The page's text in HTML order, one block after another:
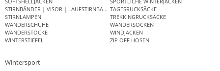
STIRNBÄNDER | VISOR | LAUFSTIRNBANDTAGESRUCKSÄCKE
STIRNLAMPEN
TREKKINGRUCKSÄCKE
WANDERSCHUHE
WANDERSOCKEN
WANDERSTÖCKE
WINDJACKEN
WINTERSTIEFEL
ZIP OFF HOSEN
Wintersport